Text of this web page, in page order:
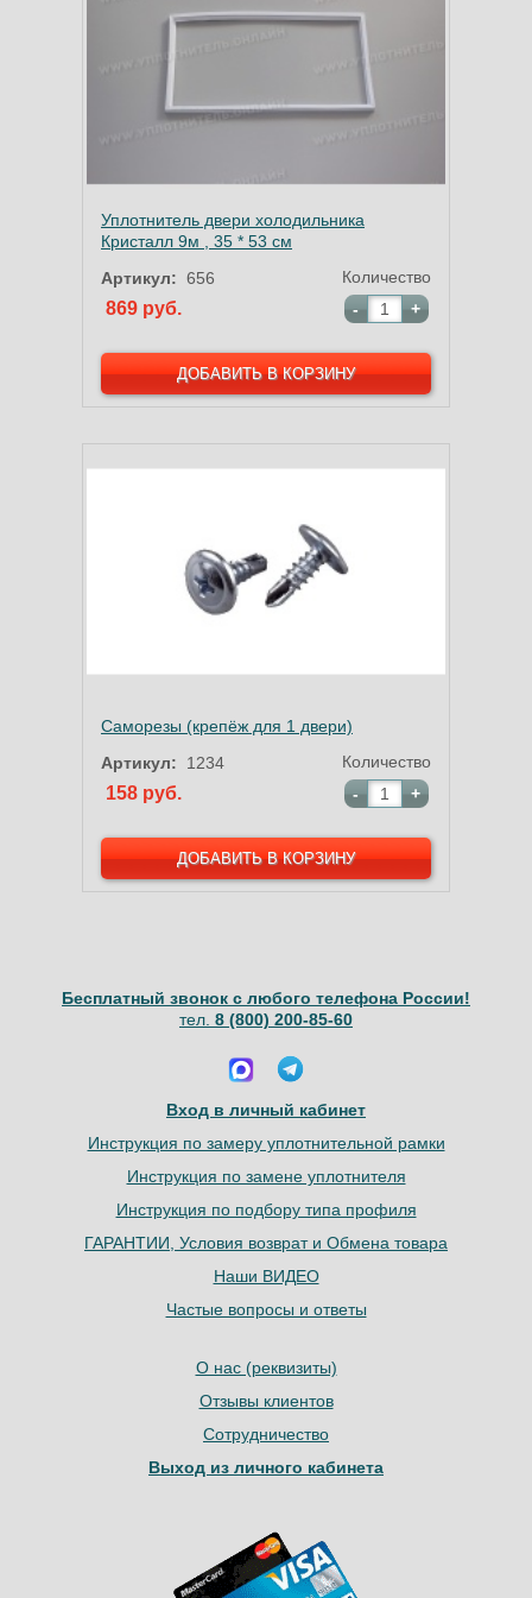
Уплотнитель двери холодильника
Кристалл 9м , 35 * 53 см
Артикул: 656
869 руб.
Количество
-
+
Саморезы (крепёж для 1 двери)
Артикул:
1234
158 руб.
Количество
-
+
Бесплатный звонок с любого телефона России!
тел. 8 (800) 200-85-60
Вход в личный кабинет
Инструкция по замеру уплотнительной рамки
Инструкция по замене уплотнителя
Инструкция по подбору типа профиля
ГАРАНТИИ, Условия возврат и Обмена товара
Наши ВИДЕО
Частые вопросы и ответы
О нас (реквизиты)
Отзывы клиентов
Сотрудничество
Выход из личного кабинета